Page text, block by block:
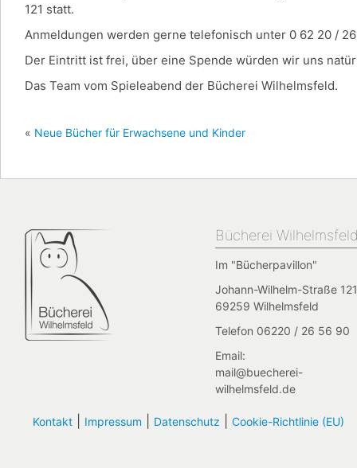
121 statt.
Anmeldungen werden gerne telefonisch unter 0 62 20 /
Der Eintritt ist frei, über eine Spende würden wir uns
Das Team vom Spieleabend der Bücherei Wilhelmsfeld.
« Neue Bücher für Erwachsene und Kinder
Bücherei
Im "Bücherpavillon"
Johann-Wilhelm-Straße
69259 Wilhelmsfeld
Telefon 06220 / 26 56 90
Email:
mail@buecherei-
wilhelmsfeld.de
Kontakt| Impressum Datenschutz Cookie-Richtlinie (EU)